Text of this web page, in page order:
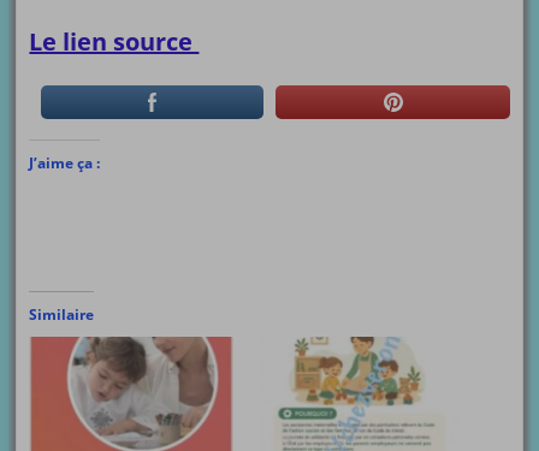
Le lien source
J’aime ça :
Similaire